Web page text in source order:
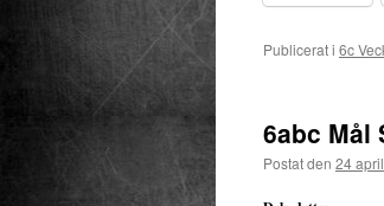
Publicerat i 6c
6abc Mål
Postat den 24